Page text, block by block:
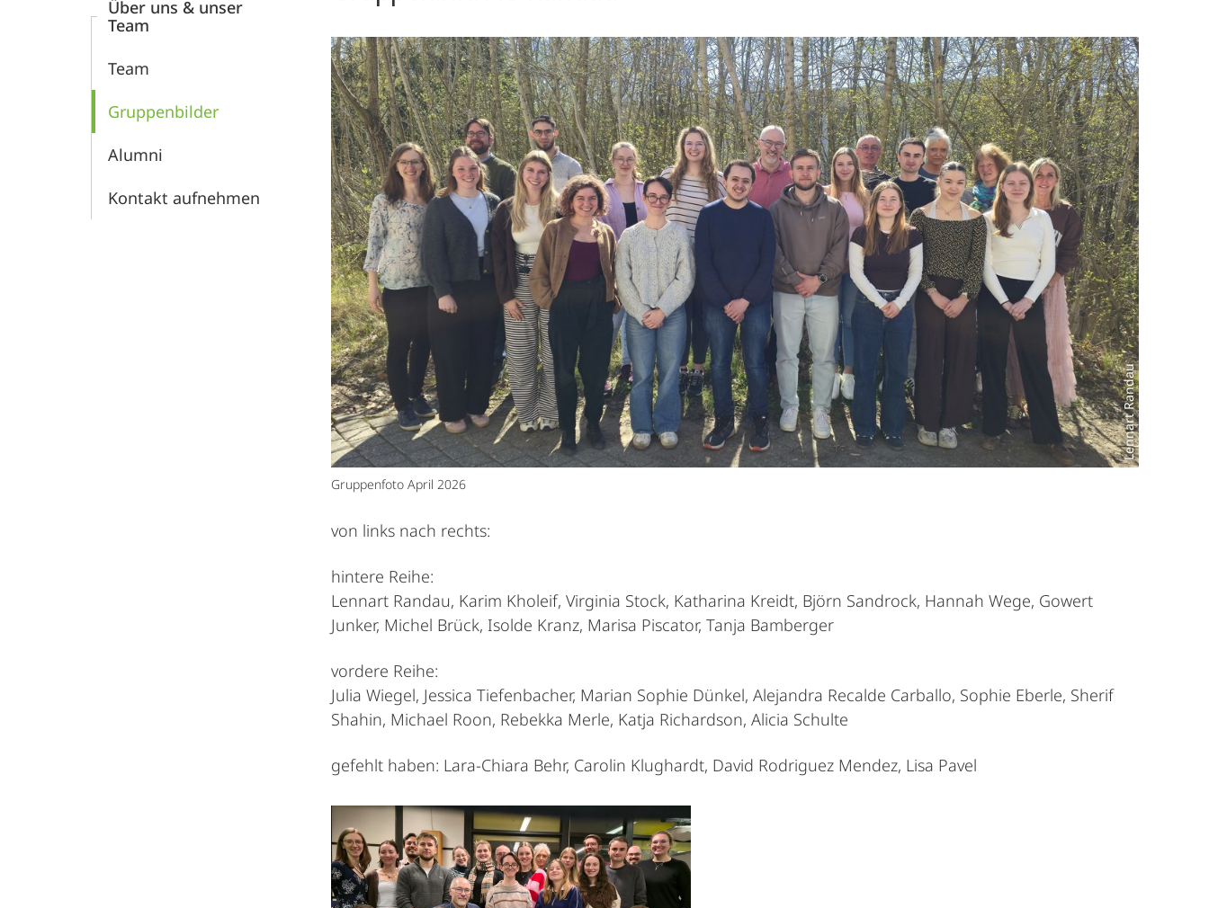
Über uns & unser
Team
Team
Gruppenbilder
Alumni
Kontakt aufnehmen
Lennart Randau
Gruppenfoto April 2026
von links nach rechts:
hintere Reihe:
Lennart Randau, Karim Kholeif, Virginia Stock, Katharina Kreidt, Björn Sandrock, Hannah Wege, Gowert
Junker, Michel Brück, Isolde Kranz, Marisa Piscator, Tanja Bamberger
vordere Reihe:
Julia Wiegel, Jessica Tiefenbacher, Marian Sophie Dünkel, Alejandra Recalde Carballo, Sophie Eberle, Sherif
Shahin, Michael Roon, Rebekka Merle, Katja Richardson, Alicia Schulte
gefehlt haben: Lara-Chiara Behr, Carolin Klughardt, David Rodriguez Mendez, Lisa Pavel